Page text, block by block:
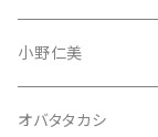
小野仁美
オバタタカシ